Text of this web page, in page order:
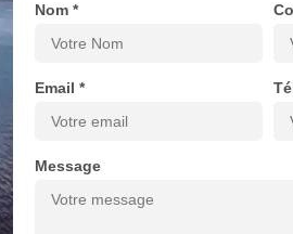
Nom *
Email *
Message